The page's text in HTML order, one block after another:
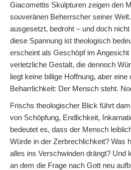
Giacomettis Skulpturen zeigen den
souveränen Beherrscher seiner
ausgesetzt, bedroht – und doch
diese Spannung ist theologisch
erscheint als Geschöpf im
verletzliche Gestalt, die dennoch
liegt keine billige Hoffnung, aber eine
Beharrlichkeit: Der Mensch steht.
Frischs theologischer Blick führt
von Schöpfung, Endlichkeit,
bedeutet es, dass der Mensch
Würde in der Zerbrechlichkeit? Was
alles ins Verschwinden drängt? Und
an dem die Frage nach Gott neu